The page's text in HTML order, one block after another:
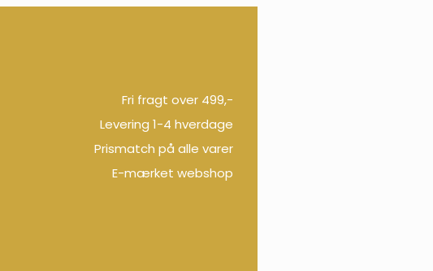
Fri fragt over 499,-
Levering 1-4 hverdage
Prismatch på alle varer
E-mærket webshop